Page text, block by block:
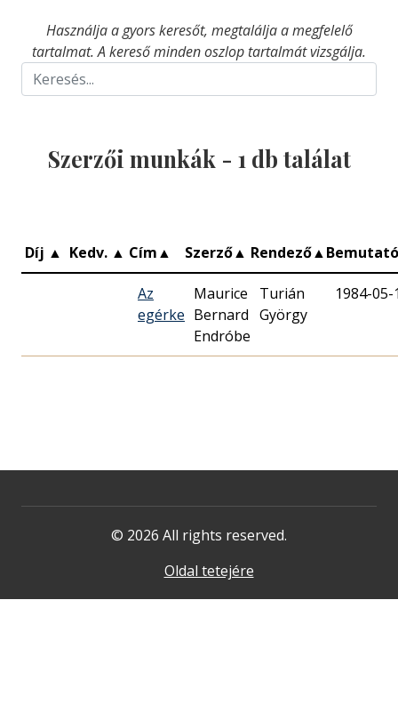
Használja a gyors keresőt, megtalálja a megfelelő
tartalmat. A kereső minden oszlop tartalmát vizsgálja.
Szerzői munkák - 1 db találat
Díj ▲ Kedv. ▲ Cím▲ Szerző▲ Rendező▲
Az
egérke
Maurice
Bernard
Endróbe
Turián
György
1984-05-
© 2026 All rights reserved.
Oldal tetejére